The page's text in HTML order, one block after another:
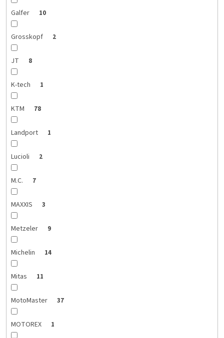
Galfer 10
Grosskopf 2
JT 8
K-tech 1
KTM 78
Landport 1
Lucioli 2
M.C. 7
MAXXIS 3
Metzeler 9
Michelin 14
Mitas 11
MotoMaster 37
MOTOREX 1